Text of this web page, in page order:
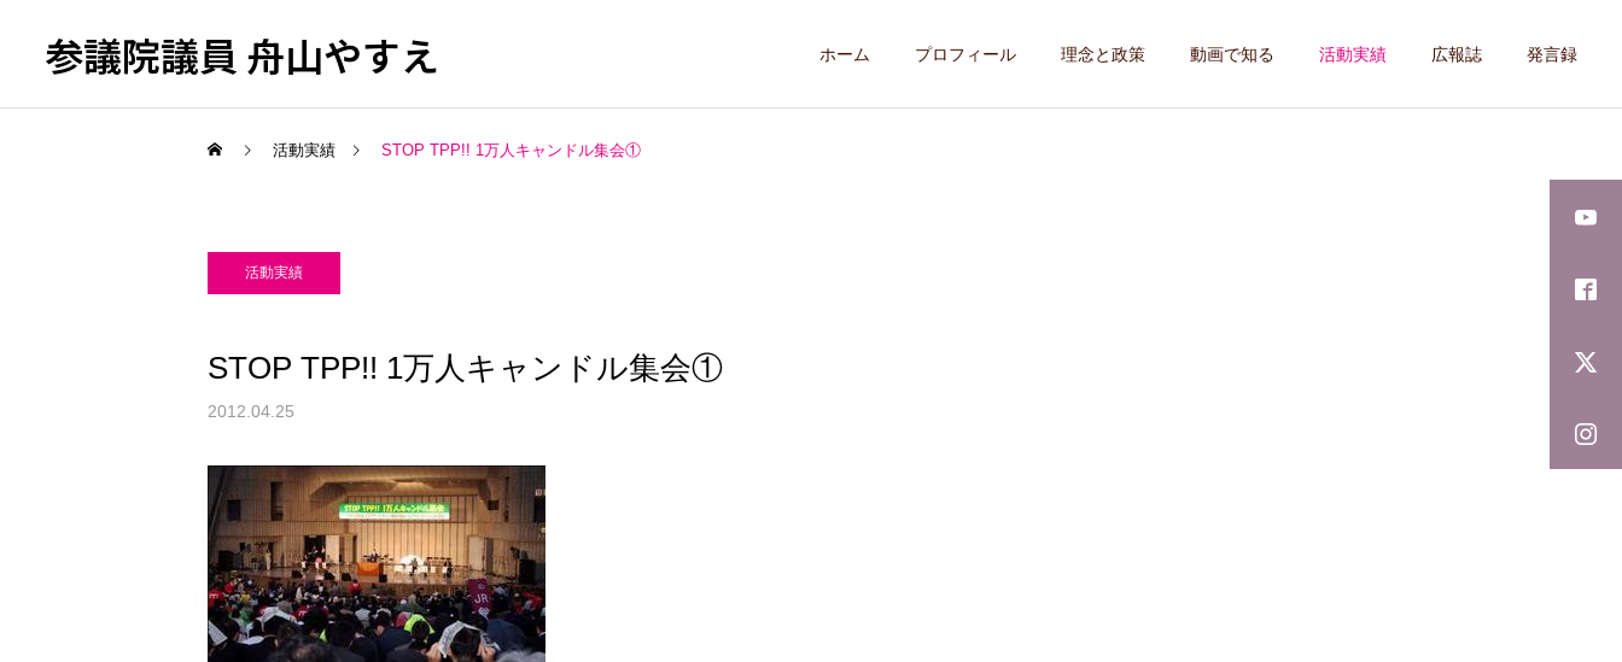
参議院議員 舟山やすえ ホーム プロフィール 理念と政策 動画で知る 活動実績 広報誌 発言録
活動実績 STOP TPP!! 1万人キャンドル集会①
活動実績
STOP TPP!! 1万人キャンドル集会①
2012.04.25